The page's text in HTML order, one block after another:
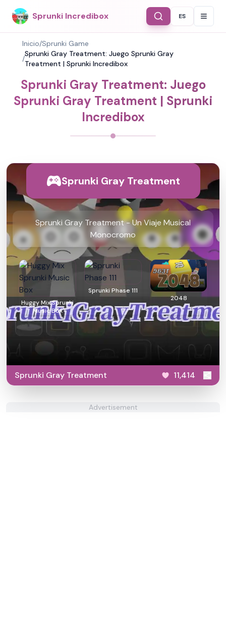
Sprunki Incredibox Select
ES
Inicio/Sprunki Game
/
Sprunki Gray Treatment: Juego Sprunki Gray
Treatment | Sprunki Incredibox
Sprunki Gray Treatment: Juego
Sprunki Gray Treatment | Sprunki
Incredibox
Sprunki Gray Treatment
Sprunki Gray Treatment - Un Viaje Musical
Monocromo
Huggy Mix Sprunki
Music Box
Sprunki Phase 111
2048
Sprunki Gray Treatment 11,414
Advertisement